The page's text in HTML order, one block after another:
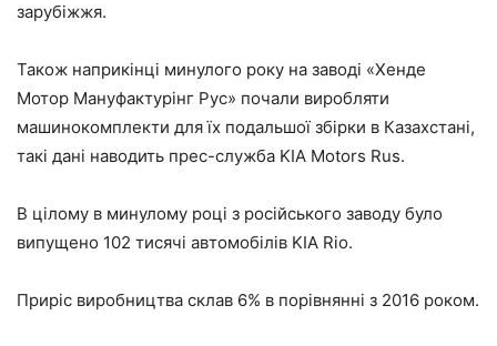
зарубіжжя.
Також наприкінці минулого року на заводі «Хенде
Мотор Мануфактурінг Рус» почали виробляти
машинокомплекти для їх подальшої збірки в Казахстані,
такі дані наводить прес-служба KIA Motors Rus.
В цілому в минулому році з російського заводу було
випущено 102 тисячі автомобілів KIA Rio.
Приріс виробництва склав 6% в порівнянні з 2016 роком.